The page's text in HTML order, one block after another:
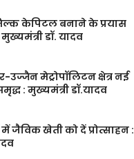
केपिटल बनाने के प्रयास
डॉ. यादव
उज्जैन मेट्रोपॉलिटन क्षेत्र नई
: मुख्यमंत्री डॉ.यादव
में जैविक खेती को दें प्रोत्साहन :